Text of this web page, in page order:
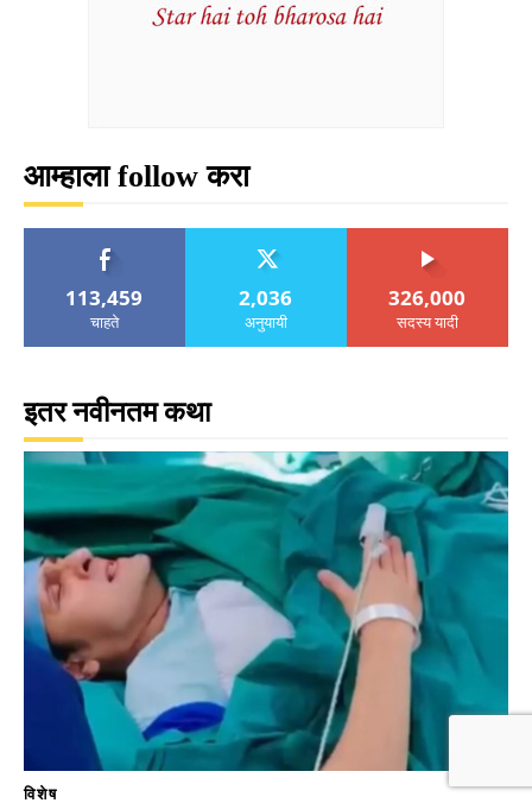
आम्हाला follow करा
113,459
चाहते
2,036
अनुयायी
326,000
सदस्य यादी
इतर नवीनतम कथा
विशेष